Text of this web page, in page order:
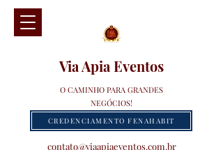
Via Apia Eventos
O CAMINHO PARA GRANDES
NEGÓCIOS!
contato@viaapiaeventos.com.br
CREDENCIAMENTO FENAHABIT